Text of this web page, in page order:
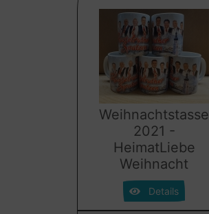
Weihnachtstasse
2021 -
HeimatLiebe
Weihnacht
Details